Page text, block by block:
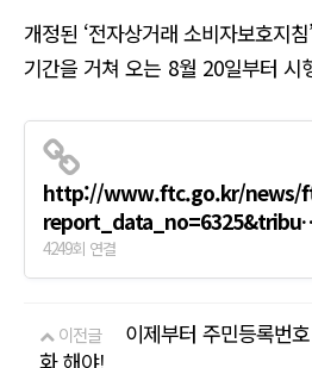
개정된 ‘전자상거래 소비자보호지
기간을 거쳐 오는 8월 20일부터 시
http://www.ftc.go.kr/news/
4249회 연결
이전글
이제부터 주민등록번
화 해야!